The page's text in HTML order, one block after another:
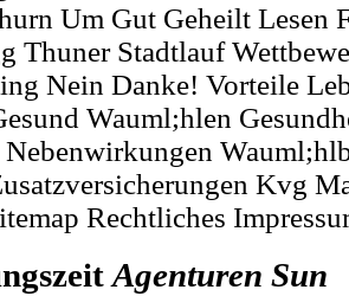
Um Gut Geheilt Lesen
Thuner Stadtlauf
Nein Danke! Vorteile
Wauml;hlen
Kvg
Rechtliches
Agenturen Sun